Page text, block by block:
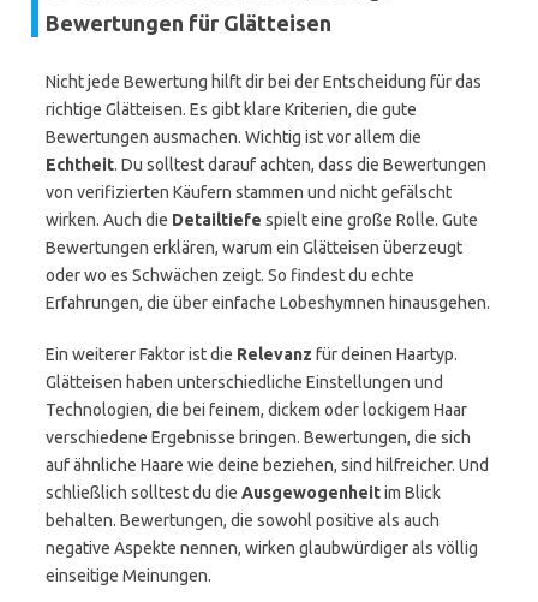
Bewertungen für Glätteisen
Nicht jede Bewertung hilft dir bei der Entscheidung für das
richtige Glätteisen. Es gibt klare Kriterien, die gute
Bewertungen ausmachen. Wichtig ist vor allem die
Echtheit. Du solltest darauf achten, dass die Bewertungen
von verifizierten Käufern stammen und nicht gefälscht
wirken. Auch die Detailtiefe spielt eine große Rolle. Gute
Bewertungen erklären, warum ein Glätteisen überzeugt
oder wo es Schwächen zeigt. So findest du echte
Erfahrungen, die über einfache Lobeshymnen hinausgehen.
Ein weiterer Faktor ist die Relevanz für deinen Haartyp.
Glätteisen haben unterschiedliche Einstellungen und
Technologien, die bei feinem, dickem oder lockigem Haar
verschiedene Ergebnisse bringen. Bewertungen, die sich
auf ähnliche Haare wie deine beziehen, sind hilfreicher. Und
schließlich solltest du die Ausgewogenheitim Blick
behalten. Bewertungen, die sowohl positive als auch
negative Aspekte nennen, wirken glaubwürdiger als völlig
einseitige Meinungen.